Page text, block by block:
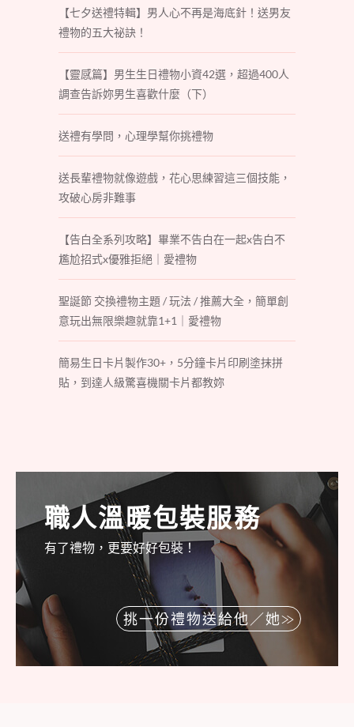
【七夕送禮特輯】男人心不再是海底針！送男友
禮物的五大祕訣！
【靈感篇】男生生日禮物小資42選，超過400人
調查告訴妳男生喜歡什麼（下）
送禮有學問，心理學幫你挑禮物
送長輩禮物就像遊戲，花心思練習這三個技能，
攻破心房非難事
【告白全系列攻略】畢業不告白在一起x告白不
尷尬招式x優雅拒絕｜愛禮物
聖誕節 交換禮物主題 / 玩法 / 推薦大全，簡單創
意玩出無限樂趣就靠1+1｜愛禮物
簡易生日卡片製作30+，5分鐘卡片印刷塗抹拼
貼，到達人級驚喜機關卡片都教妳
職人溫暖包裝服務
有了禮物，更要好好包裝！
挑一份禮物送給他／她